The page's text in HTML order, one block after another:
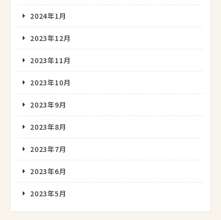
2024年1月
2023年12月
2023年11月
2023年10月
2023年9月
2023年8月
2023年7月
2023年6月
2023年5月